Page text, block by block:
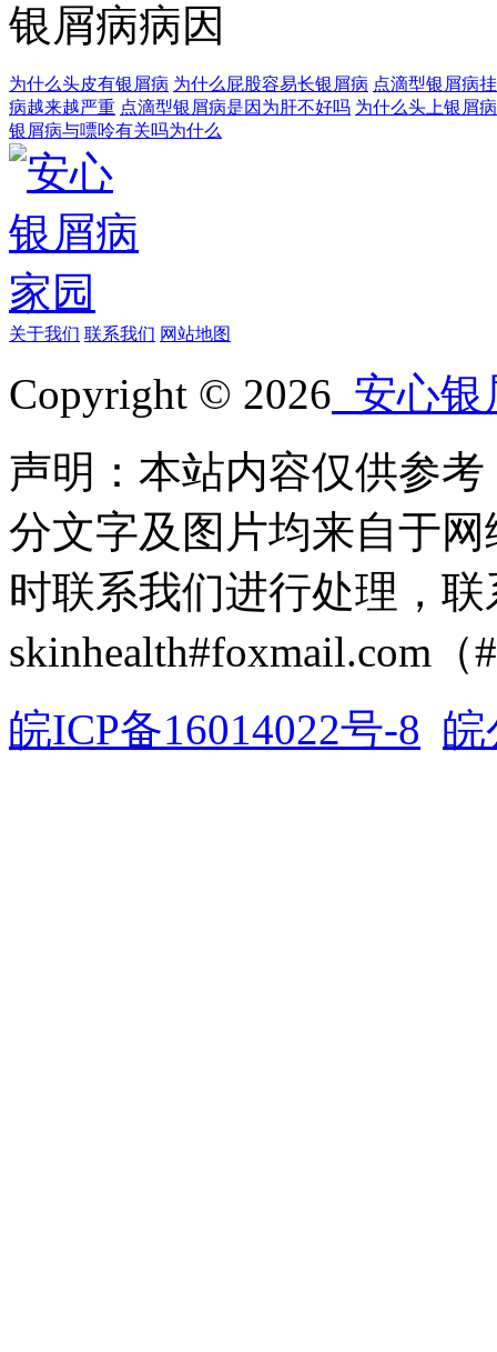
银屑病病因
为什么头皮有银屑病 为什么屁股容易长银屑病 点滴型银屑病
病越来越严重 点滴型银屑病是因为肝不好吗 为什么头上银屑
银屑病与嘌呤有关吗为什么
关于我们 联系我们 网站地图
Copyright © 2026 安心银
声明：本站内容仅供参
分文字及图片均来自于
时联系我们进行处理，
skinhealth#foxmail.com（
皖ICP备16014022号-8 皖